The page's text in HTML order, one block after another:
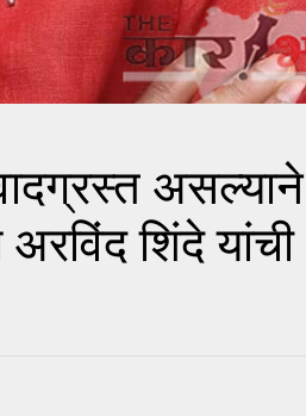
असल्याने
शिंदे यांची